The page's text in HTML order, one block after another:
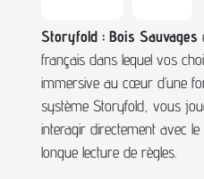
Storyfold : Bois Sauvages
français dans lequel vos
immersive au cœur d’une
système Storyfold, vous
interagir directement avec
longue lecture de règles.